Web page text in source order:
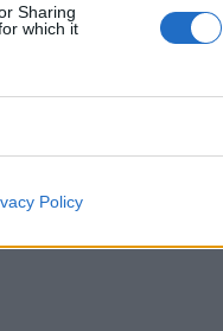
Sharing
which it
Policy